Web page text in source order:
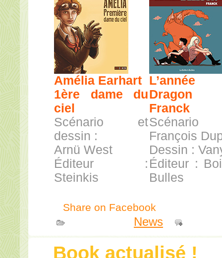
Amélia Earhart
1ère dame du
ciel
Scénario et
dessin :
Arnü West
Éditeur :
Steinkis
Dragon
Franck
François
Dessin :
Éditeur :
Bulles
Share on Facebook
News
Book actualisé !